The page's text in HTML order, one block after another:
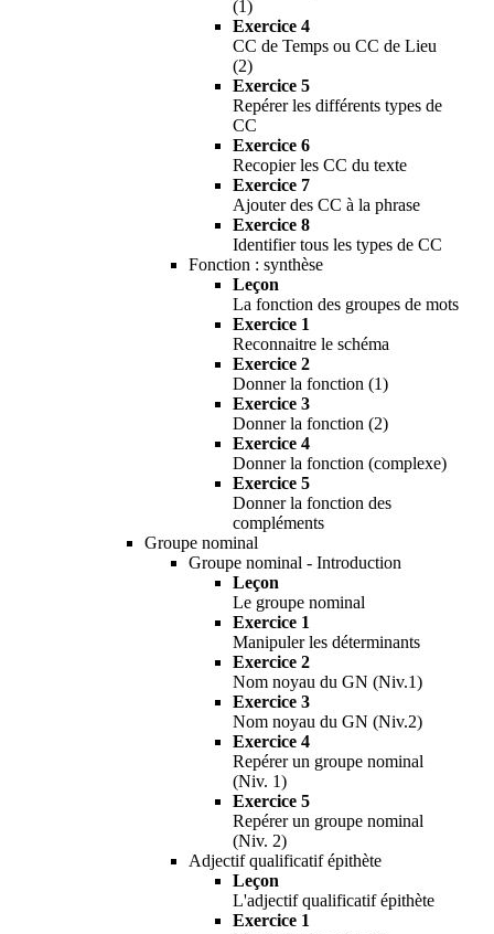
(1)
Exercice 4
CC de Temps ou CC de Lieu
(2)
Exercice 5
Repérer les différents types de
CC
Exercice 6
Recopier les CC du texte
Exercice 7
Ajouter des CC à la phrase
Exercice 8
Identifier tous les types de CC
Fonction : synthèse
Leçon
La fonction des groupes de mots
Exercice 1
Reconnaitre le schéma
Exercice 2
Donner la fonction (1)
Exercice 3
Donner la fonction (2)
Exercice 4
Donner la fonction (complexe)
Exercice 5
Donner la fonction des
compléments
Groupe nominal
Groupe nominal - Introduction
Leçon
Le groupe nominal
Exercice 1
Manipuler les déterminants
Exercice 2
Nom noyau du GN (Niv.1)
Exercice 3
Nom noyau du GN (Niv.2)
Exercice 4
Repérer un groupe nominal
(Niv. 1)
Exercice 5
Repérer un groupe nominal
(Niv. 2)
Adjectif qualificatif épithète
Leçon
L'adjectif qualificatif épithète
Exercice 1